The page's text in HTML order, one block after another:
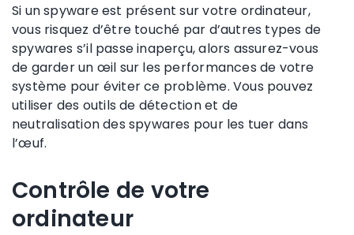
Si un spyware est présent sur votre ordinateur,
vous risquez d’être touché par d’autres types de
spywares s’il passe inaperçu, alors assurez-vous
de garder un œil sur les performances de votre
système pour éviter ce problème. Vous pouvez
utiliser des outils de détection et de
neutralisation des spywares pour les tuer dans
l’œuf.
Contrôle de votre
ordinateur